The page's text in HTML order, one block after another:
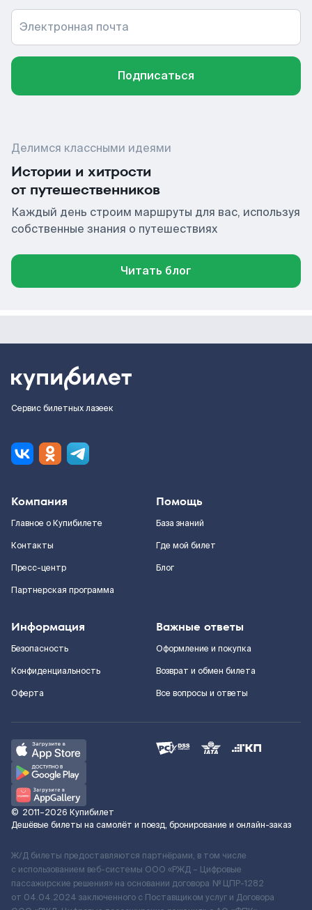
Электронная почта
Подписаться
Делимся классными идеями
Истории и хитрости
от путешественников
Каждый день строим маршруты для вас, используя
собственные знания о путешествиях
Читать блог
Сервис билетных лазеек
Компания
Главное о Купибилете
Контакты
Пресс-центр
Партнерская программа
Помощь
База знаний
Где мой билет
Блог
Информация
Безопасность
Конфиденциальность
Оферта
Важные ответы
Оформление и покупка
Возврат и обмен билета
Все вопросы и ответы
© 2011–2026 Купибилет
Дешёвые билеты на самолёт и поезд, бронирование и онлайн-заказ
Ж/Д билеты предоставляются партнёрами, в том числе
с использованием веб-системы ООО «РЖД – Цифровые
пассажирские решения» на основании договора № ЦПР-1282
от 04.04.2024 заключенного с Поставщиком услуг и Договора